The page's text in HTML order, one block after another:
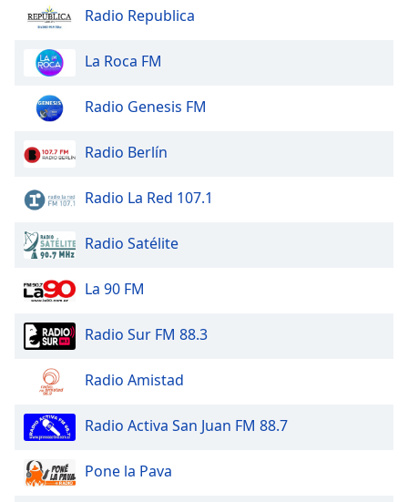
Radio Republica
La Roca FM
Radio Genesis FM
Radio Berlín
Radio La Red 107.1
Radio Satélite
La 90 FM
Radio Sur FM 88.3
Radio Amistad
Radio Activa San Juan FM 88.7
Pone la Pava